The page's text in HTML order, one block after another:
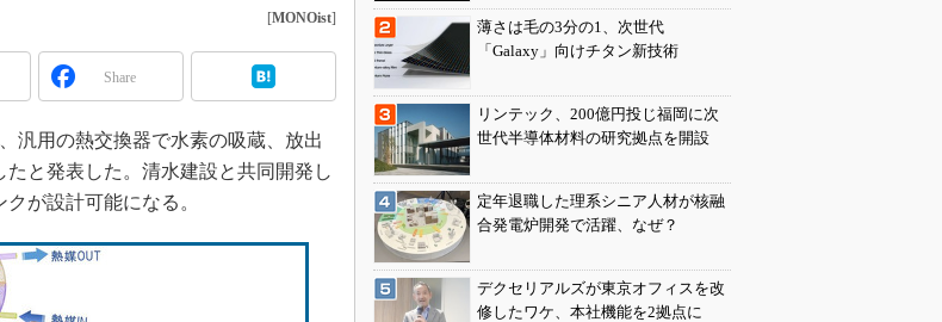
本ものづくりワールド
WORLD
オープンネット展
ISO26262
3Dプリンタ
デジタルツインとCAE
インダストリー4.0
[MONOist]
Share
汎用の熱交換器で水素の吸蔵、放出
と発表した。清水建設と共同開発し
が設計可能になる。
薄さは毛の3分の1、次世代
「Galaxy」向けチタン新技術
リンテック、200億円投じ福岡に次
世代半導体材料の研究拠点を開設
定年退職した理系シニア人材が核融
合発電炉開発で活躍、なぜ？
デクセリアルズが東京オフィスを改
修したワケ、本社機能を2拠点に